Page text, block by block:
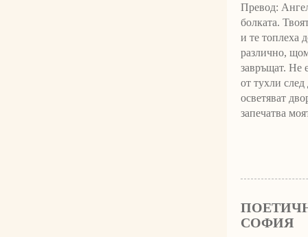
Превод:
болката.
и те топлеха
различно,
завръщат. Не
от тухли
осветяват
запечатва
СОФИЯ